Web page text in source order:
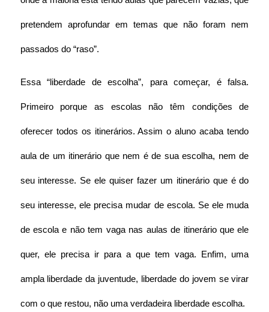
pretendem aprofundar em temas que não foram nem
passados do “raso”.
Essa “liberdade de escolha”, para começar, é falsa.
Primeiro porque as escolas não têm condições de
oferecer todos os itinerários. Assim o aluno acaba tendo
aula de um itinerário que nem é de sua escolha, nem de
seu interesse. Se ele quiser fazer um itinerário que é do
seu interesse, ele precisa mudar de escola. Se ele muda
de escola e não tem vaga nas aulas de itinerário que ele
quer, ele precisa ir para a que tem vaga. Enfim, uma
ampla liberdade da juventude, liberdade do jovem se virar
com o que restou, não uma verdadeira liberdade escolha.